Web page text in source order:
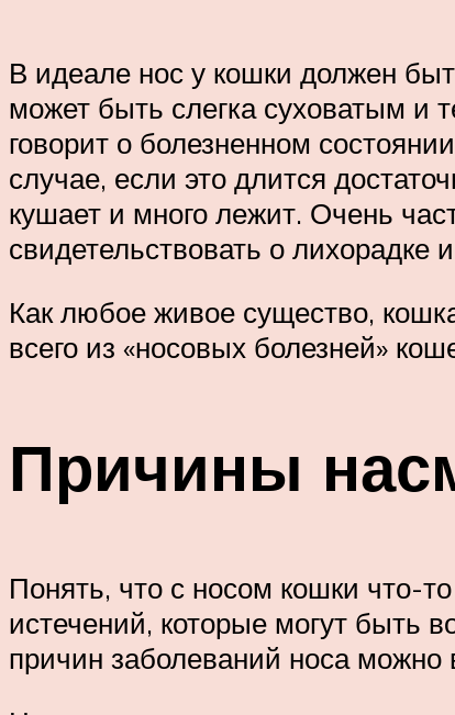
В идеале нос у кошки должен
может быть слегка суховатым и
говорит о болезненном
случае, если это длится
кушает и много лежит. Очень
свидетельствовать о
Как любое живое существо,
всего из «носовых болезней»
Причины
Понять, что с носом кошки что-
истечений, которые могут быть
причин заболеваний носа